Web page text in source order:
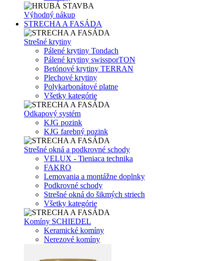
Výhodný nákup
STRECHA A FASÁDA
Strešné krytiny
Pálené krytiny Tondach
Pálené krytiny swissporTON
Betónové krytiny TERRAN
Plechové krytiny
Polykarbonátové platne
Všetky kategórie
Odkapový systém
KJG pozink
KJG farebný pozink
Strešné okná a podkrovné schody
VELUX - Tieniaca technika
FAKRO
Lemovania a montážne doplnky
Podkrovné schody
Strešné okná do šikmých striech
Všetky kategórie
Komíny SCHIEDEL
Keramické komíny
Nerezové komíny